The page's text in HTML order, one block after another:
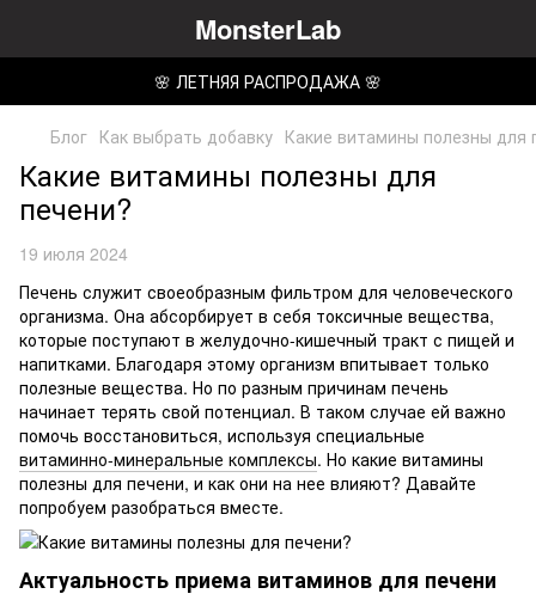
MonsterLab
🌸 ЛЕТНЯЯ РАСПРОДАЖА 🌸
Блог Как выбрать добавку Какие витамины полезны для
Какие витамины полезны для
печени?
19 июля 2024
Печень служит своеобразным фильтром для человеческого
организма. Она абсорбирует в себя токсичные вещества,
которые поступают в желудочно-кишечный тракт с пищей и
напитками. Благодаря этому организм впитывает только
полезные вещества. Но по разным причинам печень
начинает терять свой потенциал. В таком случае ей важно
помочь восстановиться, используя специальные
витаминно-минеральные комплексы. Но какие витамины
полезны для печени, и как они на нее влияют? Давайте
попробуем разобраться вместе.
Актуальность приема витаминов для печени